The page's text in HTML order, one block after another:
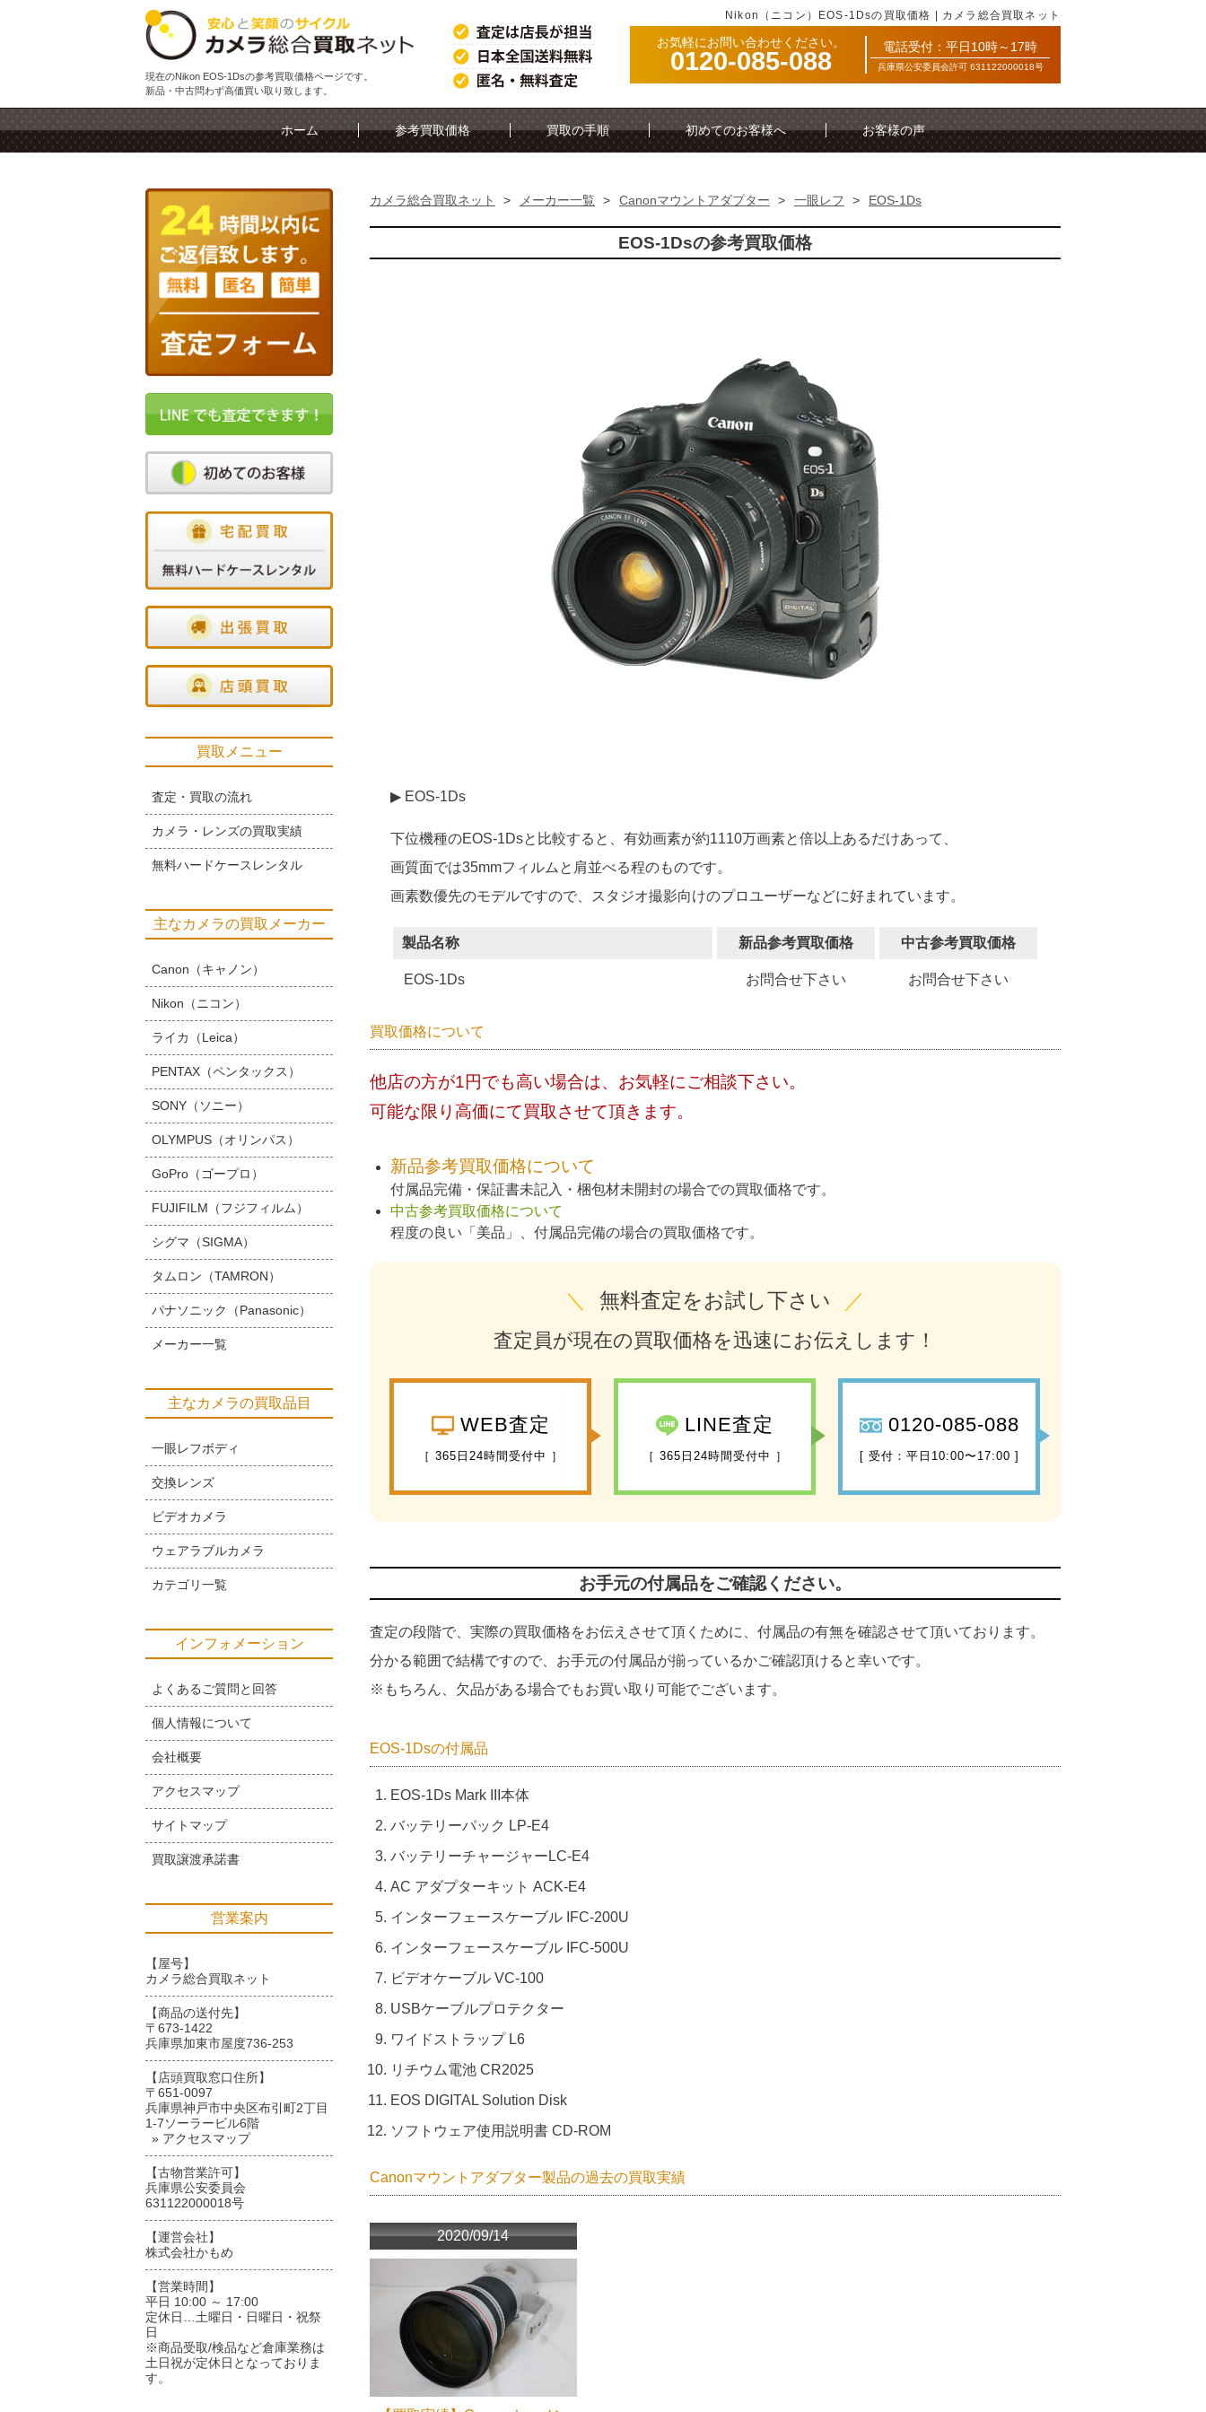
Nikon（ニコン）EOS-1Dsの買取価格 | カメラ総合買取ネット
現在のNikon EOS-1Dsの参考買取価格ページです。
新品・中古問わず高価買い取り致します。
お気軽にお問い合わせください。
0120-085-088 電話受付：平日10時～17時
兵庫県公安委員会許可 631122000018号
ホーム 参考買取価格 買取の手順 初めてのお客様へ お客様の声
カメラ総合買取ネット > メーカー一覧 > Canonマウントアダプター > 一眼レフ > EOS-1Ds
EOS-1Dsの参考買取価格
▶ EOS-1Ds
下位機種のEOS-1Dsと比較すると、有効画素が約1110万画素と倍以上あるだけあって、
画質面では35mmフィルムと肩並べる程のものです。
画素数優先のモデルですので、スタジオ撮影向けのプロユーザーなどに好まれています。
製品名称 新品参考買取価格 中古参考買取価格
EOS-1Ds お問合せ下さい お問合せ下さい
買取価格について
他店の方が1円でも高い場合は、お気軽にご相談下さい。
可能な限り高価にて買取させて頂きます。
新品参考買取価格について
付属品完備・保証書未記入・梱包材未開封の場合での買取価格です。
中古参考買取価格について
程度の良い「美品」、付属品完備の場合の買取価格です。
＼ 無料査定をお試し下さい ／
査定員が現在の買取価格を迅速にお伝えします！
WEB査定
［ 365日24時間受付中 ］
LINE査定
［ 365日24時間受付中 ］
0120-085-088
[ 受付：平日10:00〜17:00 ]
お手元の付属品をご確認ください。
査定の段階で、実際の買取価格をお伝えさせて頂くために、付属品の有無を確認させて頂いております。
分かる範囲で結構ですので、お手元の付属品が揃っているかご確認頂けると幸いです。
※もちろん、欠品がある場合でもお買い取り可能でございます。
EOS-1Dsの付属品
EOS-1Ds Mark III本体
バッテリーパック LP-E4
バッテリーチャージャーLC-E4
AC アダプターキット ACK-E4
インターフェースケーブル IFC-200U
インターフェースケーブル IFC-500U
ビデオケーブル VC-100
USBケーブルプロテクター
ワイドストラップ L6
リチウム電池 CR2025
EOS DIGITAL Solution Disk
ソフトウェア使用説明書 CD-ROM
Canonマウントアダプター製品の過去の買取実績
2020/09/14
買取メニュー
査定・買取の流れ
カメラ・レンズの買取実績
無料ハードケースレンタル
主なカメラの買取メーカー
Canon（キャノン）
Nikon（ニコン）
ライカ（Leica）
PENTAX（ペンタックス）
SONY（ソニー）
OLYMPUS（オリンパス）
GoPro（ゴープロ）
FUJIFILM（フジフィルム）
シグマ（SIGMA）
タムロン（TAMRON）
パナソニック（Panasonic）
メーカー一覧
主なカメラの買取品目
一眼レフボディ
交換レンズ
ビデオカメラ
ウェアラブルカメラ
カテゴリ一覧
インフォメーション
よくあるご質問と回答
個人情報について
会社概要
アクセスマップ
サイトマップ
買取譲渡承諾書
営業案内
【屋号】
カメラ総合買取ネット
【商品の送付先】
〒673-1422
兵庫県加東市屋度736-253
【店頭買取窓口住所】
〒651-0097
兵庫県神戸市中央区布引町2丁目
1-7ソーラービル6階
» アクセスマップ
【古物営業許可】
兵庫県公安委員会
631122000018号
【運営会社】
株式会社かもめ
【営業時間】
平日 10:00 ～ 17:00
定休日…土曜日・日曜日・祝祭
日
※商品受取/検品など倉庫業務は
土日祝が定休日となっておりま
す。